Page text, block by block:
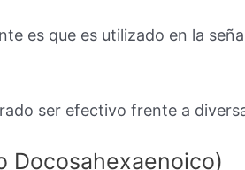
es que es utilizado en la
ser efectivo frente a
Docosahexaenoico)